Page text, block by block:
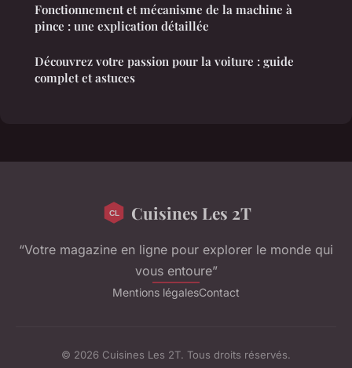
Fonctionnement et mécanisme de la machine à
pince : une explication détaillée
Découvrez votre passion pour la voiture : guide
complet et astuces
Cuisines Les 2T
“Votre magazine en ligne pour explorer le monde qui
vous entoure”
Mentions légalesContact
© 2026 Cuisines Les 2T. Tous droits réservés.